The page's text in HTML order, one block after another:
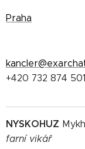
Praha
+420 732 874 501
NYSKOHUZ
farní vikář